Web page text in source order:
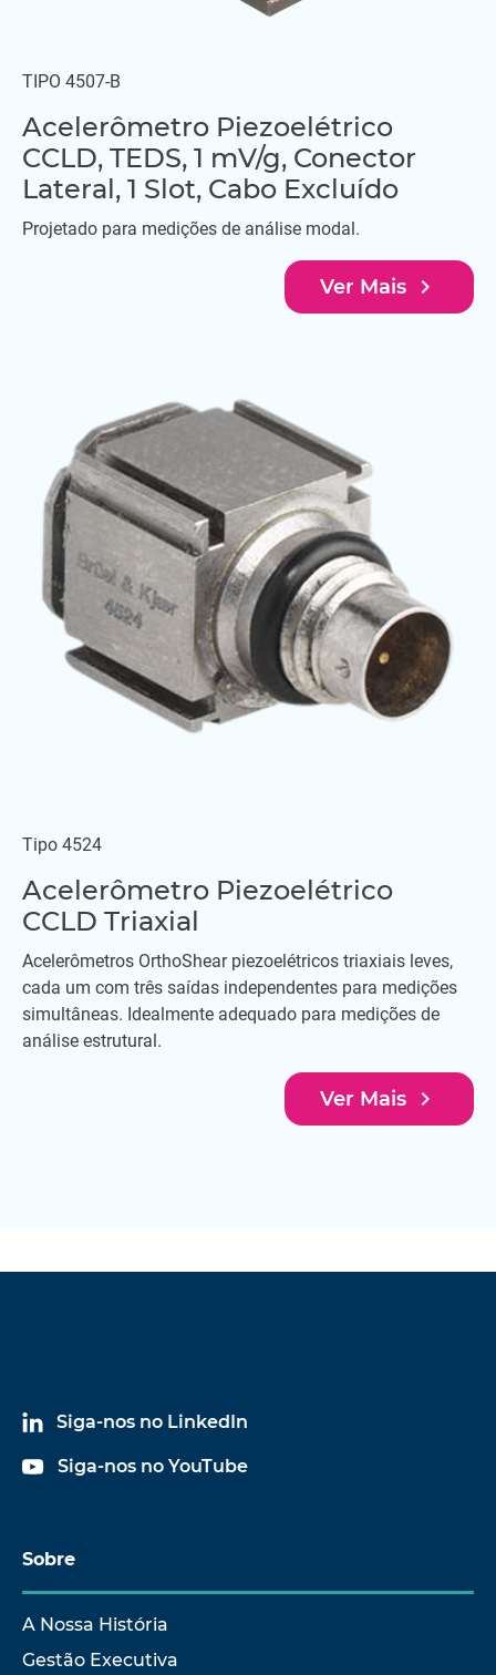
TIPO 4507-B
Acelerômetro Piezoelétrico
CCLD, TEDS, 1 mV/g, Conector
Lateral, 1 Slot, Cabo Excluído
Projetado para medições de análise modal.
Ver Mais navigate_next
Tipo 4524
Acelerômetro Piezoelétrico
CCLD Triaxial
Acelerômetros OrthoShear piezoelétricos triaxiais leves,
cada um com três saídas independentes para medições
simultâneas. Idealmente adequado para medições de
análise estrutural.
Ver Mais navigate_next
Siga-nos no LinkedIn
Siga-nos no YouTube
Sobre
A Nossa História
Gestão Executiva